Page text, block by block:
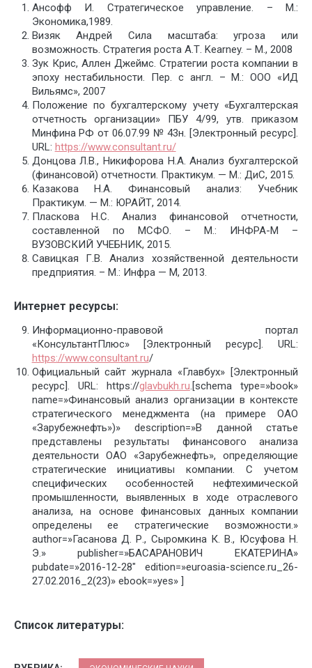
Ансофф И. Стратегическое управление. – М.:
Экономика,1989.
Визяк Андрей Сила масштаба: угроза или
возможность. Стратегия роста А.Т. Kearney. – М., 2008
Зук Крис, Аллен Джеймс. Стратегии роста компании в
эпоху нестабильности. Пер. с англ. – М.: ООО «ИД
Вильямс», 2007
Положение по бухгалтерскому учету «Бухгалтерская
отчетность организации» ПБУ 4/99, утв. приказом
Минфина РФ от 06.07.99 № 43н. [Электронный ресурс].
URL: https://www.consultant.ru/
Донцова Л.В., Никифорова Н.А. Анализ бухгалтерской
(финансовой) отчетности. Практикум. — М.: ДиС, 2015.
Казакова Н.А. Финансовый анализ: Учебник
Практикум. — М.: ЮРАЙТ, 2014.
Пласкова Н.С. Анализ финансовой отчетности,
составленной по МСФО. – М.: ИНФРА-М –
ВУЗОВСКИЙ УЧЕБНИК, 2015.
Савицкая Г.В. Анализ хозяйственной деятельности
предприятия. – М.: Инфра — М, 2013.
Интернет ресурсы:
Информационно-правовой портал
«КонсультантПлюс» [Электронный ресурс]. URL:
https://www.consultant.ru/
Официальный сайт журнала «Главбух» [Электронный
ресурс]. URL: https://glavbukh.ru.[schema type=»book»
name=»Финансовый анализ организации в контексте
стратегического менеджмента (на примере ОАО
«Зарубежнефть»)» description=»В данной статье
представлены результаты финансового анализа
деятельности ОАО «Зарубежнефть», определяющие
стратегические инициативы компании. С учетом
специфических особенностей нефтехимической
промышленности, выявленных в ходе отраслевого
анализа, на основе финансовых данных компании
определены ее стратегические возможности.»
author=»Гасанова Д. Р., Сыромкина К. В., Юсуфова Н.
Э.» publisher=»БАСАРАНОВИЧ ЕКАТЕРИНА»
pubdate=»2016-12-28″ edition=»euroasia-science.ru_26-
27.02.2016_2(23)» ebook=»yes» ]
Список литературы: